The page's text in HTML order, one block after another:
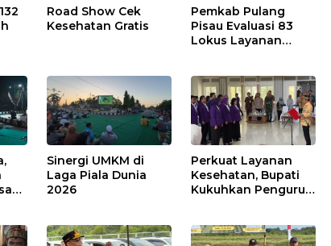
Road Show Cek
Kesehatan Gratis
Pemkab Pulang
Pisau Evaluasi 83
Lokus Layanan
Sinergi UMKM di
Laga Piala Dunia
2026
Perkuat Layanan
Kesehatan, Bupati
Kukuhkan Pengurus